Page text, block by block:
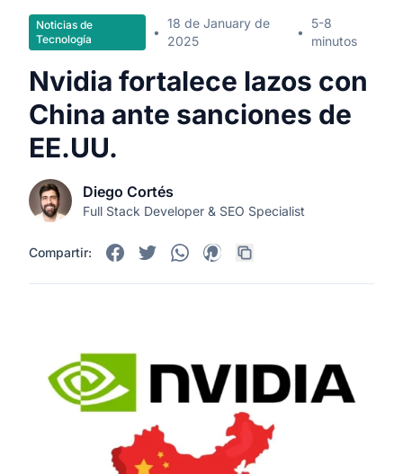
Noticias de
Tecnología
•
18 de January de
2025
•
5-8
minutos
Nvidia fortalece lazos con
China ante sanciones de
EE.UU.
Diego Cortés
Full Stack Developer & SEO Specialist
Compartir: